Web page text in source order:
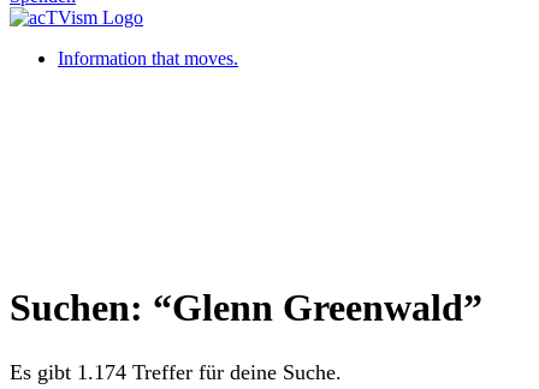
Information that moves.
Suchen: “Glenn Greenwald”
Es gibt 1.174 Treffer für deine Suche.